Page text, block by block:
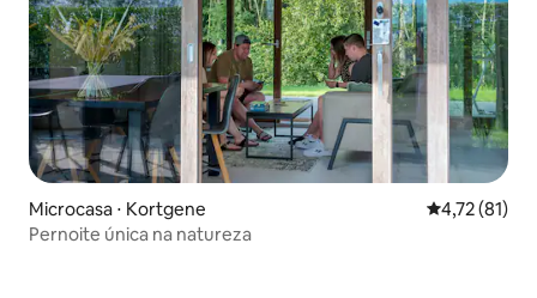
Microcasa ⋅ Kortgene 4,72 de uma
4,72 (81)
Pernoite única na natureza